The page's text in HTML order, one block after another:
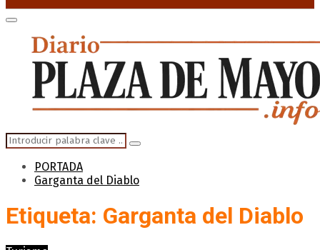
Primary
Menu
Search
for:
Search
PORTADA
Garganta del Diablo
Etiqueta: Garganta del Diablo